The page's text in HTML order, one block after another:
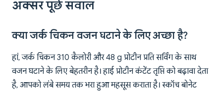
अक्सर पूछे सवाल
क्या जर्क चिकन वजन घटाने के लिए अच्छा है?
हां, जर्क चिकन 310 कैलोरी और 48 g प्रोटीन प्रति सर्विंग के साथ
वजन घटाने के लिए बेहतरीन है। हाई प्रोटीन कंटेंट तृप्ति को बढ़ावा देता
है, आपको लंबे समय तक भरा हुआ महसूस कराता है। स्कॉच बोनेट